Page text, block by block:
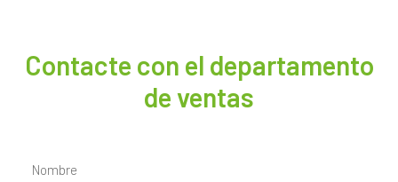
Contacte con el departamento
de ventas